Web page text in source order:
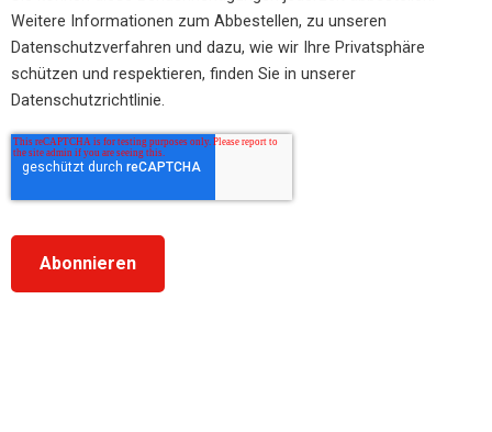
Weitere Informationen zum Abbestellen, zu unseren
Datenschutzverfahren und dazu, wie wir Ihre Privatsphäre
schützen und respektieren, finden Sie in unserer
Datenschutzrichtlinie.